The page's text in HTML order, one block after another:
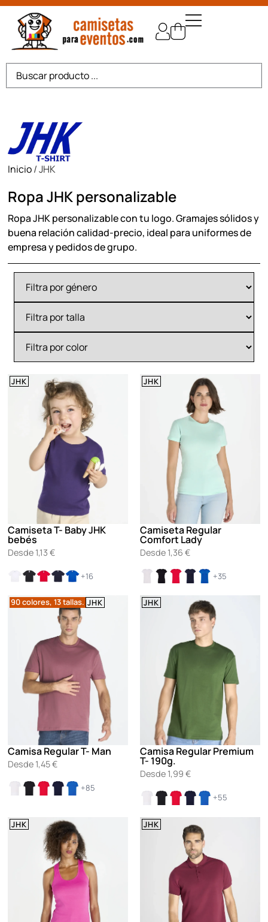
Inicio/ JHK
Ropa JHK personalizable
Ropa JHK personalizable con tu logo. Gramajes sólidos y
buena relación calidad-precio, ideal para uniformes de
empresa y pedidos de grupo.
JHK
Camiseta T- Baby JHK
bebés
Desde 1,13€
+16
JHK
Camiseta Regular
Comfort Lady
Desde 1,36 €
+35
90 colores, 13 tallas. JHK
Camisa Regular T- Man
Desde 1,45€
+85
JHK
Camisa Regular Premium
T- 190g.
Desde 1,99 €
+55
JHK JHK